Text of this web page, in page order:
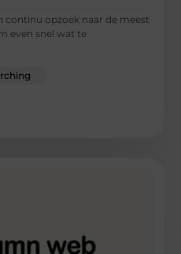
continu opzoek naar de meest
even snel wat te